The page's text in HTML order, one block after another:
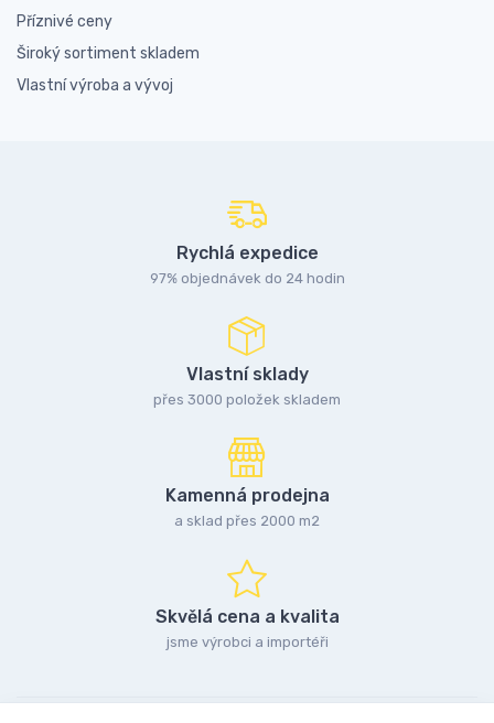
Příznivé ceny
Široký sortiment skladem
Vlastní výroba a vývoj
Rychlá expedice
97% objednávek do 24 hodin
Vlastní sklady
přes 3000 položek skladem
Kamenná prodejna
a sklad přes 2000 m2
Skvělá cena a kvalita
jsme výrobci a importéři